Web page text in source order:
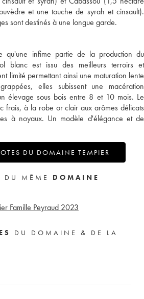
et une touche de syrah et cinsault).
sont destinés à une longue garde.
qu'une infime partie de la production du
blanc est issu des meilleurs terroirs et
limité permettant ainsi une maturation lente
elles subissent une macération
élevage sous bois entre 8 et 10 mois. Le
frais, à la robe or clair aux arômes délicats
à noyaux. Un modèle d'élégance et de
DU DOMAINE TEMPIER
DU MÊME DOMAINE
Famille Peyraud 2023
DU DOMAINE & DE LA